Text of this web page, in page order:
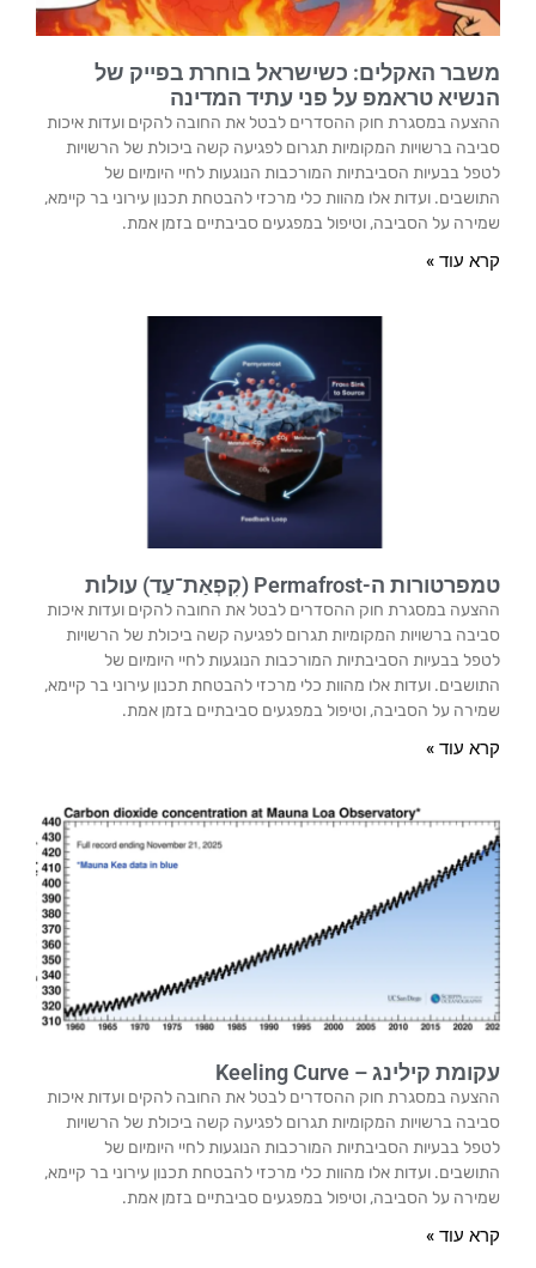
משבר האקלים: כשישראל בוחרת בפייק של
הנשיא טראמפ על פני עתיד המדינה
ההצעה במסגרת חוק ההסדרים לבטל את החובה להקים ועדות איכות
סביבה ברשויות המקומיות תגרום לפגיעה קשה ביכולת של הרשויות
לטפל בבעיות הסביבתיות המורכבות הנוגעות לחיי היומיום של
התושבים. ועדות אלו מהוות כלי מרכזי להבטחת תכנון עירוני בר קיימא,
שמירה על הסביבה, וטיפול במפגעים סביבתיים בזמן אמת.
קרא עוד »
טמפרטורות ה-Permafrost (קִפְאַת־עַד) עולות
ההצעה במסגרת חוק ההסדרים לבטל את החובה להקים ועדות איכות
סביבה ברשויות המקומיות תגרום לפגיעה קשה ביכולת של הרשויות
לטפל בבעיות הסביבתיות המורכבות הנוגעות לחיי היומיום של
התושבים. ועדות אלו מהוות כלי מרכזי להבטחת תכנון עירוני בר קיימא,
שמירה על הסביבה, וטיפול במפגעים סביבתיים בזמן אמת.
קרא עוד »
עקומת קילינג – Keeling Curve
ההצעה במסגרת חוק ההסדרים לבטל את החובה להקים ועדות איכות
סביבה ברשויות המקומיות תגרום לפגיעה קשה ביכולת של הרשויות
לטפל בבעיות הסביבתיות המורכבות הנוגעות לחיי היומיום של
התושבים. ועדות אלו מהוות כלי מרכזי להבטחת תכנון עירוני בר קיימא,
שמירה על הסביבה, וטיפול במפגעים סביבתיים בזמן אמת.
קרא עוד »